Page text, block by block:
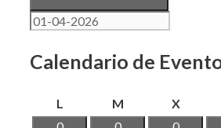
Calendario de
L Mmartes X